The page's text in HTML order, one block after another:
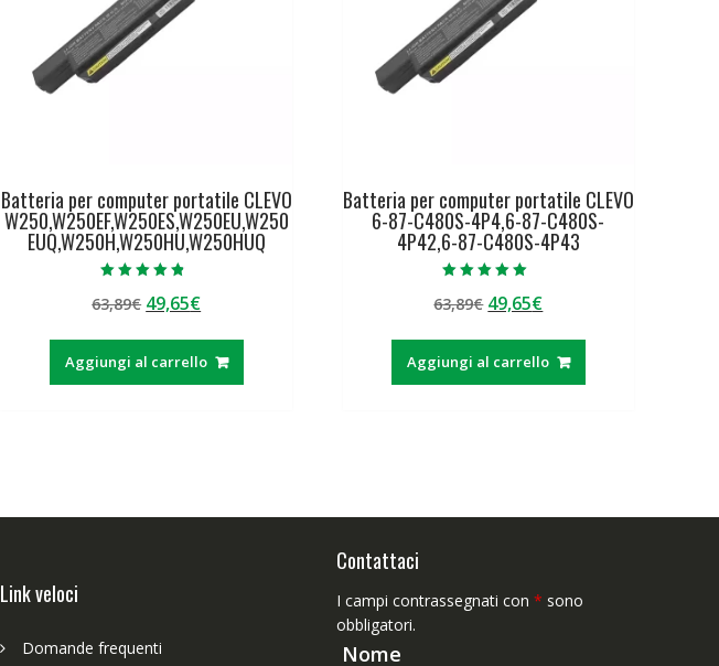
Batteria per computer portatile CLEVO
W250,W250EF,W250ES,W250EU,W250
EUQ,W250H,W250HU,W250HUQ
4.50
su 5
63,89€ Il
originale
era:
49,65€Il
attuale
è:
Aggiungi al carrello
Batteria per computer portatile CLEVO
6-87-C480S-4P4,6-87-C480S-
4P42,6-87-C480S-4P43
5.00
su 5
63,89€ Il
originale
era:
49,65€Il
attuale
è:
Aggiungi al carrello
Link veloci
Domande frequenti
Contattaci
I campi contrassegnati con * sono
obbligatori.
Nome